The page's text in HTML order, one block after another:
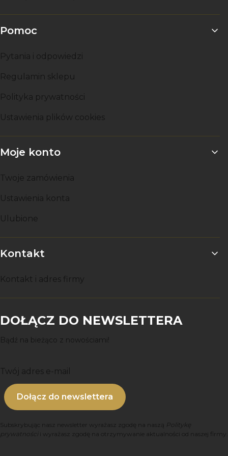
Pomoc
Pytania i odpowiedzi
Regulamin sklepu
Polityka prywatności
Ustawienia plików cookies
Moje konto
Twoje zamówienia
Ustawienia konta
Ulubione
Kontakt
Kontakt i adres firmy
DOŁĄCZ DO NEWSLETTERA
Bądź na bieżąco z nowościami!
Twój adres e-mail
Dołącz do newslettera
Subskrybując nasz newsletter wyrażasz zgodę na naszą Politykę
prywatności
i wyrażasz zgodę na otrzymywanie aktualności od naszej firmy.